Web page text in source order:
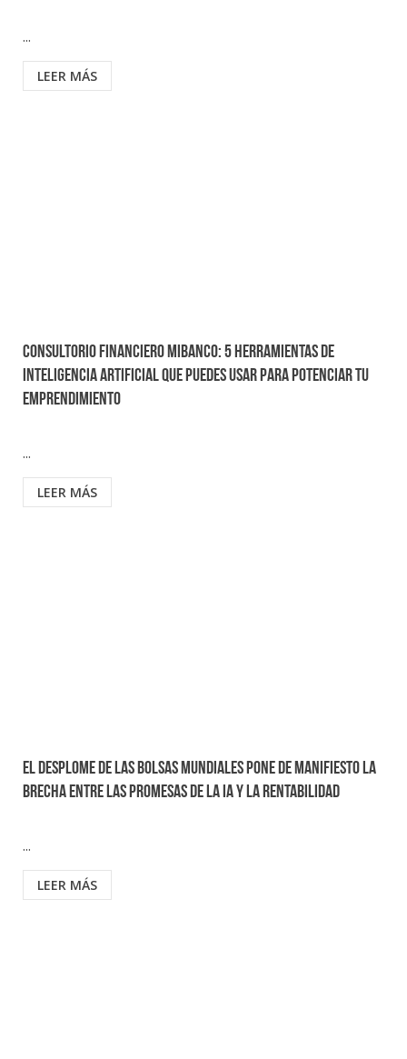
...
LEER MÁS
Consultorio Financiero Mibanco: 5 herramientas de
inteligencia artificial que puedes usar para potenciar tu
emprendimiento
...
LEER MÁS
El desplome de las bolsas mundiales pone de manifiesto la
brecha entre las promesas de la IA y la rentabilidad
...
LEER MÁS